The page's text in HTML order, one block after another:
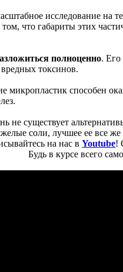
исследование на
том, что габариты этих
полноценно. Его
токсинов.
способен
существует
соли, лучшее ее все
на нас в Youtube!
Будь в курсе всего